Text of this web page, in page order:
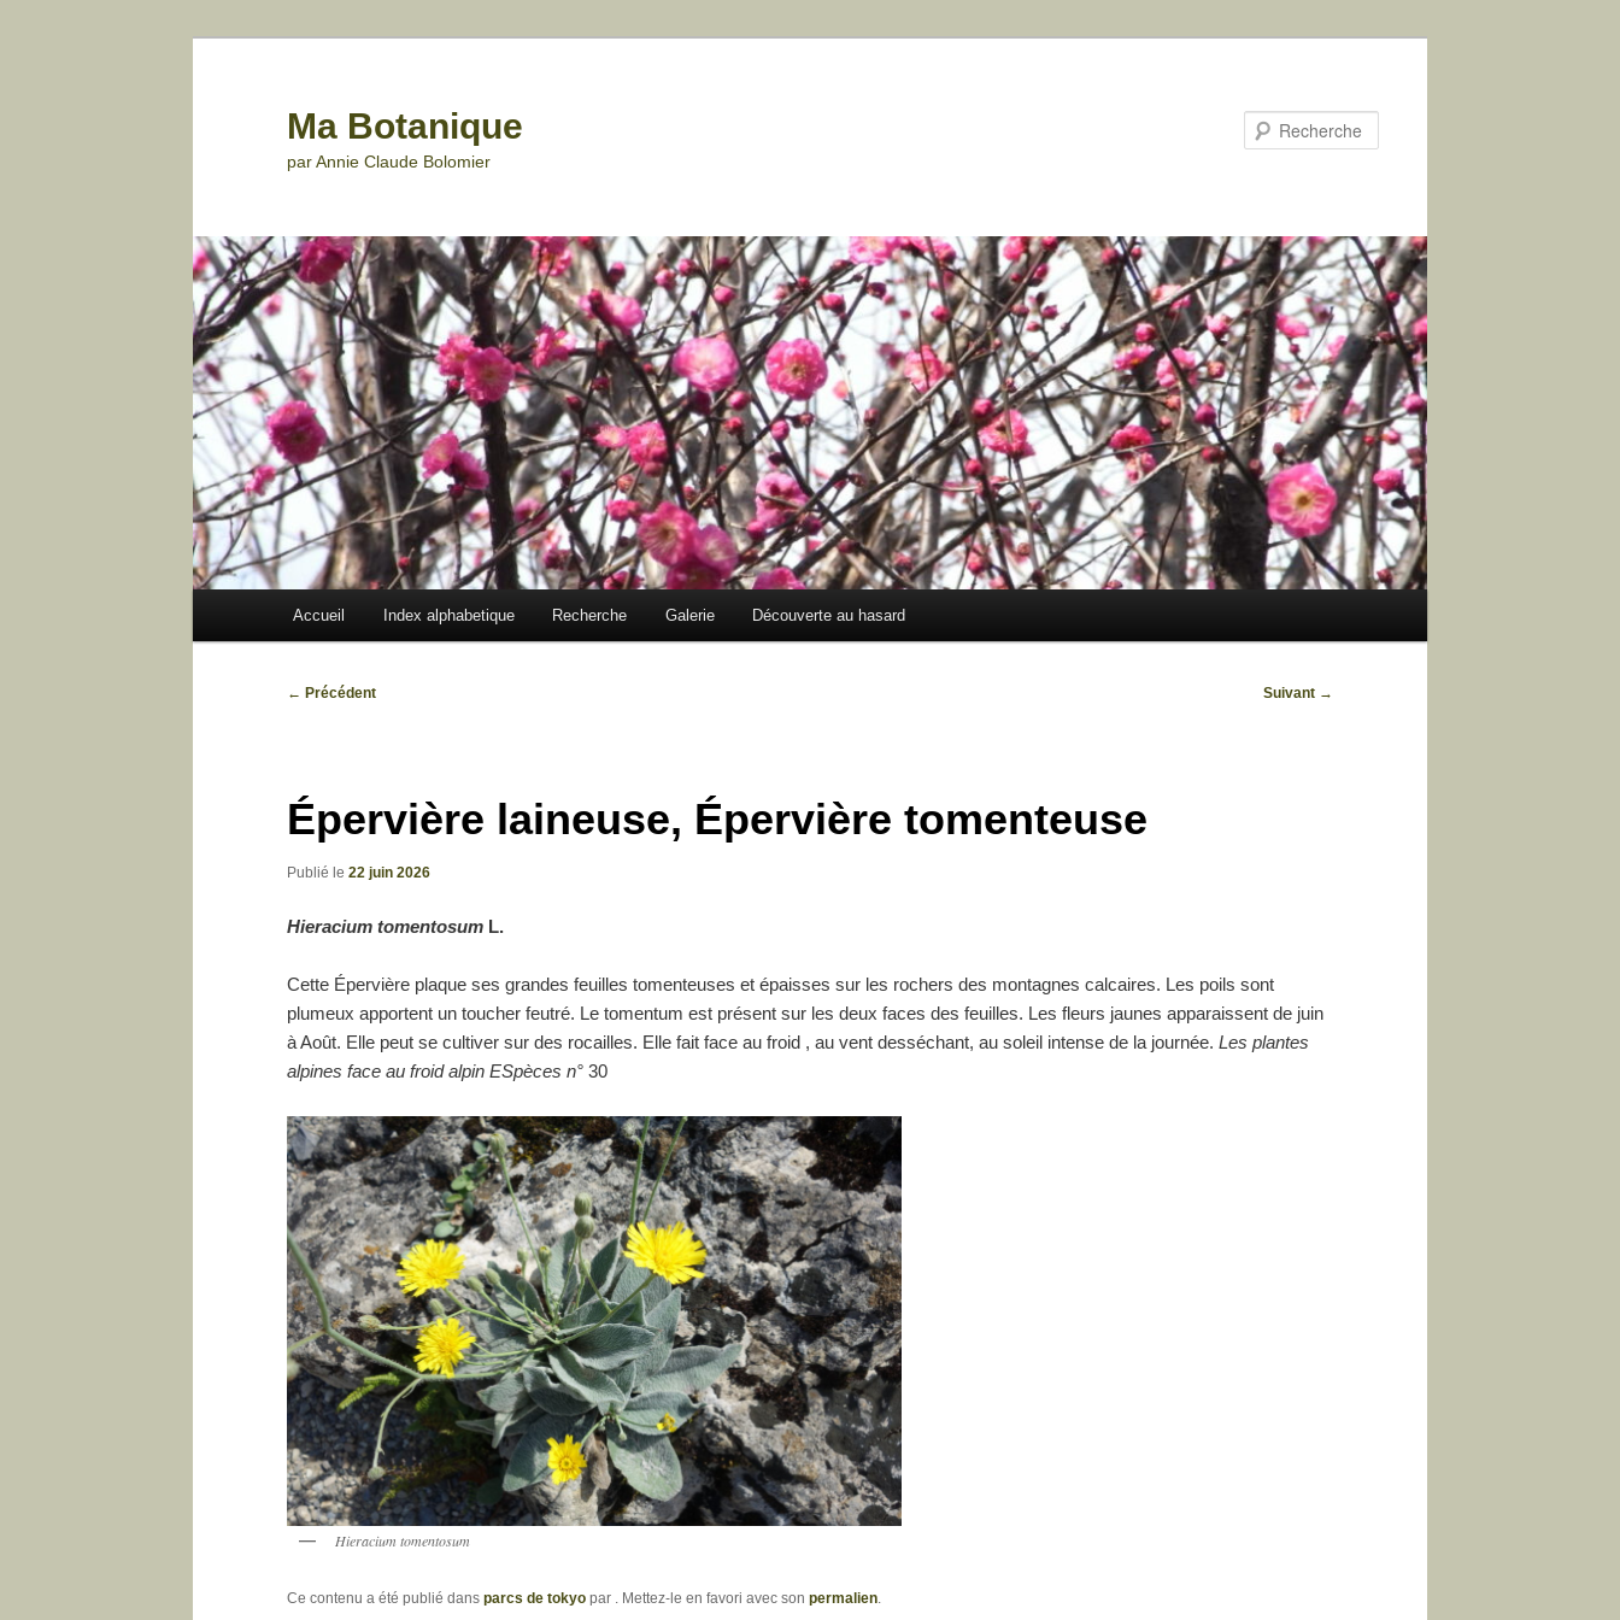
Ma Botanique
par Annie Claude Bolomier
Accueil Index alphabetique Recherche Galerie Découverte au hasard
Navigation
← Précédent Suivant →
Épervière laineuse, Épervière tomenteuse
Publié le 22 juin 2026
Hieracium tomentosum L.
Cette Épervière plaque ses grandes feuilles tomenteuses et épaisses sur les rochers des montagnes calcaires. Les poils sont
plumeux apportent un toucher feutré. Le tomentum est présent sur les deux faces des feuilles. Les fleurs jaunes apparaissent de juin
à Août. Elle peut se cultiver sur des rocailles. Elle fait face au froid , au vent desséchant, au soleil intense de la journée. Les plantes
alpines face au froid alpin ESpèces n° 30
Hieracium tomentosum
Ce contenu a été publié dans parcs de tokyopar . Mettez-le en favori avec son permalien.